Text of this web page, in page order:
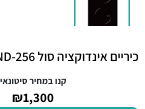
כיריים אינדוקציה סול FQ3IND-256 שחור
קנו במחיר סיטונאי
₪1,300